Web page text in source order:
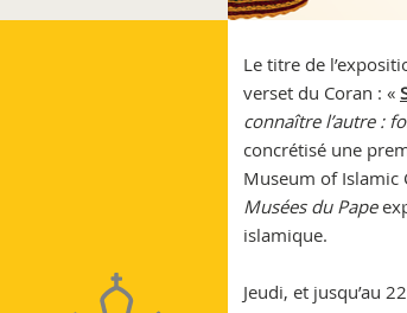
Le titre de
verset du Coran : «
connaître l’autre :
concrétisé une
Museum of Islamic
Musées du Pape
islamique.
Jeudi, et jusqu’au